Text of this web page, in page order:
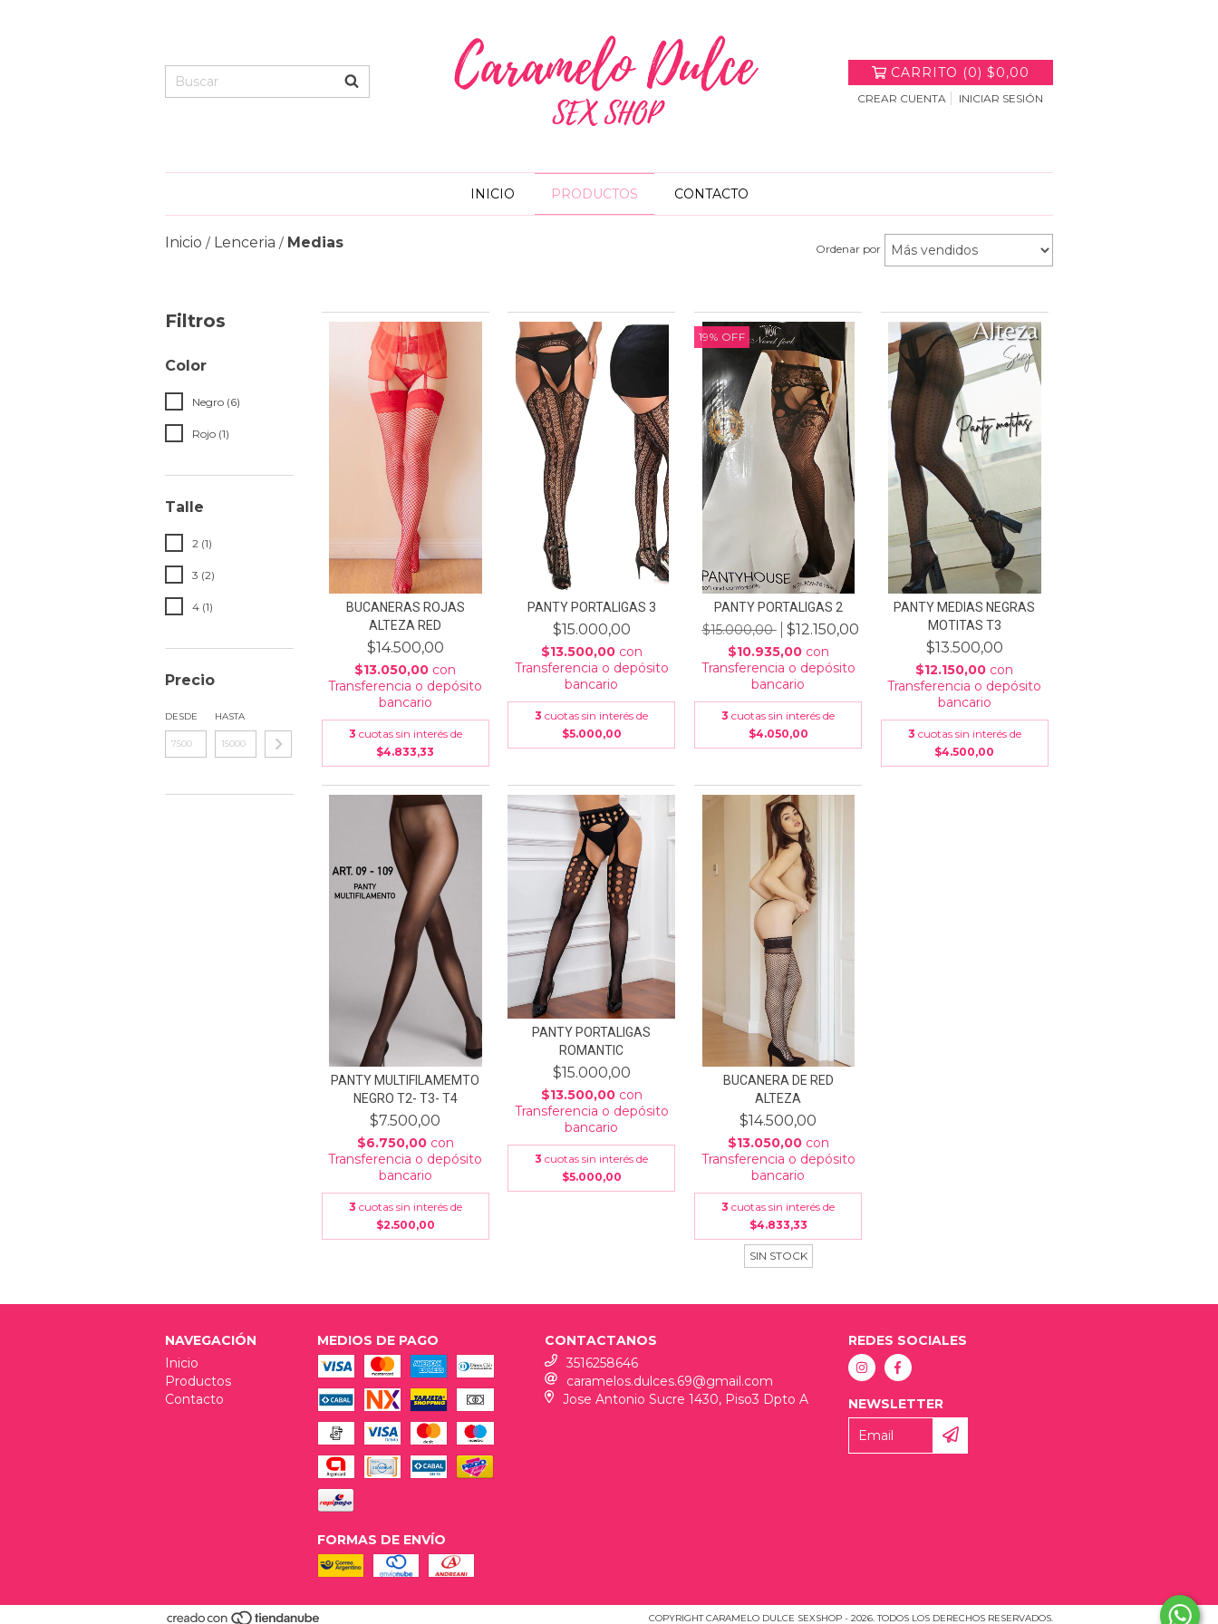
CARRITO (0) $0,00
CREAR CUENTA INICIAR SESIÓN
INICIO PRODUCTOS CONTACTO
Inicio / Lenceria / Medias Ordenar por
Filtros
Color
Negro (6)
Rojo (1)
Talle
2 (1)
3 (2)
4 (1)
Precio
DESDE HASTA
BUCANERAS ROJAS
ALTEZA RED
$14.500,00
$13.050,00 con
Transferencia o depósito
bancario
3 cuotas sin interés de
$4.833,33
PANTY PORTALIGAS 3
$15.000,00
$13.500,00 con
Transferencia o depósito
bancario
3 cuotas sin interés de
$5.000,00
19% OFF
PANTY PORTALIGAS 2
$15.000,00 $12.150,00
$10.935,00 con
Transferencia o depósito
bancario
3 cuotas sin interés de
$4.050,00
PANTY MEDIAS NEGRAS
MOTITAS T3
$13.500,00
$12.150,00 con
Transferencia o depósito
bancario
3 cuotas sin interés de
$4.500,00
PANTY MULTIFILAMEMTO
NEGRO T2- T3- T4
$7.500,00
$6.750,00 con
Transferencia o depósito
bancario
3 cuotas sin interés de
$2.500,00
PANTY PORTALIGAS
ROMANTIC
$15.000,00
$13.500,00 con
Transferencia o depósito
bancario
3 cuotas sin interés de
$5.000,00
BUCANERA DE RED
ALTEZA
$14.500,00
$13.050,00 con
Transferencia o depósito
bancario
3 cuotas sin interés de
$4.833,33
SIN STOCK
NAVEGACIÓN
Inicio
Productos
Contacto
MEDIOS DE PAGO
FORMAS DE ENVÍO
CONTACTANOS
3516258646
caramelos.dulces.69@gmail.com
Jose Antonio Sucre 1430, Piso3 Dpto A
REDES SOCIALES
NEWSLETTER
COPYRIGHT CARAMELO DULCE SEXSHOP - 2026. TODOS LOS DERECHOS RESERVADOS.